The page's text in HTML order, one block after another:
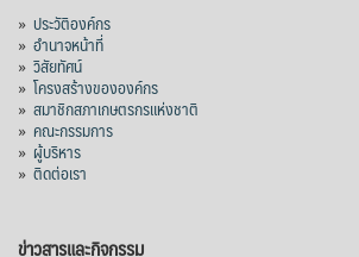
» ประวัติองค์กร
» อำนาจหน้าที่
» วิสัยทัศน์
» โครงสร้างขององค์กร
» สมาชิกสภาเกษตรกรแห่งชาติ
» คณะกรรมการ
» ผู้บริหาร
» ติดต่อเรา
ข่าวสารและกิจกรรม